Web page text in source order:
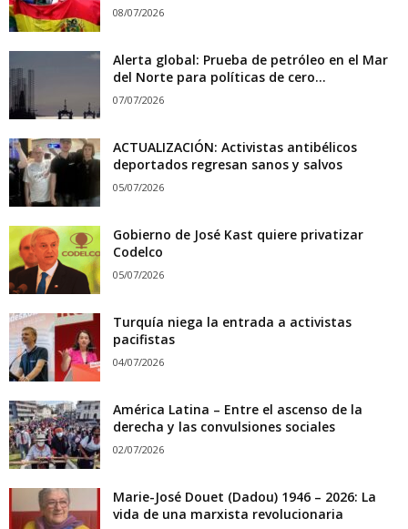
08/07/2026
Alerta global: Prueba de petróleo en el Mar
del Norte para políticas de cero...
07/07/2026
ACTUALIZACIÓN: Activistas antibélicos
deportados regresan sanos y salvos
05/07/2026
Gobierno de José Kast quiere privatizar
Codelco
05/07/2026
Turquía niega la entrada a activistas
pacifistas
04/07/2026
América Latina – Entre el ascenso de la
derecha y las convulsiones sociales
02/07/2026
Marie-José Douet (Dadou) 1946 – 2026: La
vida de una marxista revolucionaria